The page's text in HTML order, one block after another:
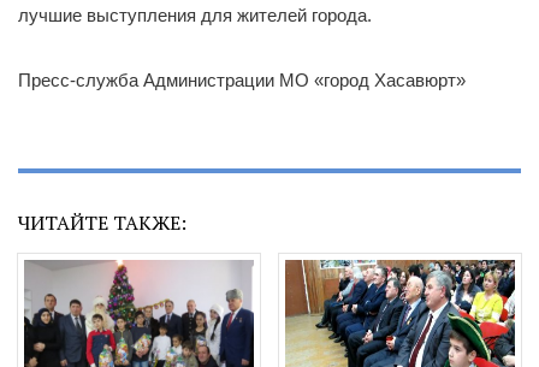
лучшие выступления для жителей города.
Пресс-служба Администрации МО «город Хасавюрт»
ЧИТАЙТЕ ТАКЖЕ: